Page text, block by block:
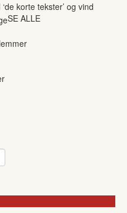
korte tekster’ og vind
SE ALLE